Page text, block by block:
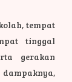
tempat
tinggal
gerakan